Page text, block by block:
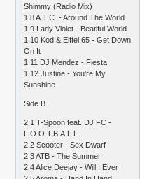
Shimmy (Radio Mix)
1.8 A.T.C. - Around The World
1.9 Lady Violet - Beatiful World
1.10 Kod & Eiffel 65 - Get Down
On It
1.11 DJ Mendez - Fiesta
1.12 Justine - You're My
Sunshine
Side B
2.1 T-Spoon feat. DJ FC -
F.O.O.T.B.A.L.L.
2.2 Scooter - Sex Dwarf
2.3 ATB - The Summer
2.4 Alice Deejay - Will I Ever